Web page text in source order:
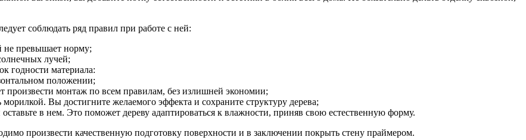
соблюдать ряд правил при работе с ней:
не превышает норму;
лучей;
годности материала:
положении;
произвести монтаж по всем правилам, без излишней экономии;
Вы достигните желаемого эффекта и сохраните структуру дерева;
в нем. Это поможет дереву адаптироваться к влажности, приняв свою естественную форму.
произвести качественную подготовку поверхности и в заключении покрыть стену праймером.